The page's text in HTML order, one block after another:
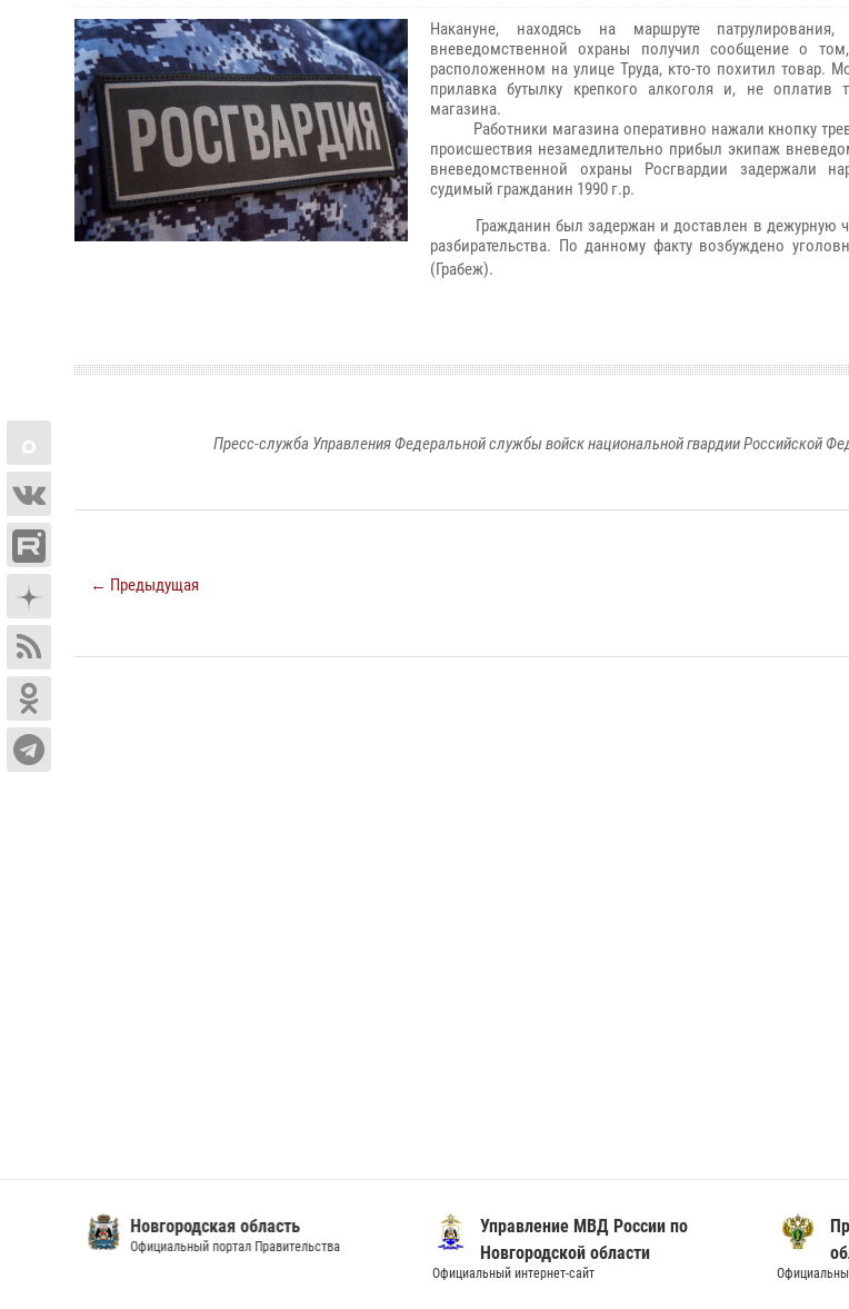
Накануне, находясь на маршруте
вневедомственной охраны получил сообщение о
расположенном на улице Труда, кто-то похитил товар.
прилавка бутылку крепкого алкоголя и, не оплатив
магазина.
Работники магазина оперативно нажали кнопку
происшествия незамедлительно прибыл экипаж
вневедомственной охраны Росгвардии задержали
судимый гражданин 1990 г.р.
Гражданин был задержан и доставлен в дежурную
разбирательства. По данному факту возбуждено
(Грабеж).
Пресс-служба Управления Федеральной службы войск национальной гвардии Российской
← Предыдущая
Новгородская область
Официальный портал Правительства
Управление МВД России по
Новгородской области
Официальный интернет-сайт Официальный